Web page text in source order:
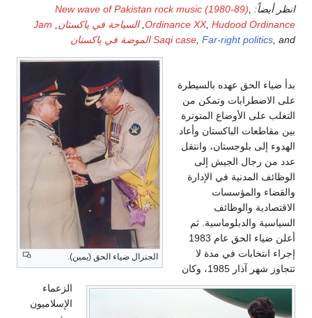
انظر أيضاً:
New wave of Pakistan rock music (1980-89)
Ordinance XX, Hudood Ordinance
,السياحة في پاكستان
Jam
Saqi case Far-right politics , and الموضة في پاكستان
الجنرال ضياء الحق (يمين).
بدأ ضياء الحق عهده بالسيطرة
على الاضطرابات وتمكن من
التغلب على الأوضاع المتوترة
بين مقاطعات الباكستان وأعاد
الهدوء إلى بلوجستان، وانتقل
عدد من رجال الجيش إلى
الوظائف المدنية في الإدارة
والقضاء والمؤسسات
الاقتصادية والوظائف
السياسية والدبلوماسية. ثم
أعلن ضياء الحق عام 1983
إجراء انتخابات في مدة لا
تتجاوز شهر آذار 1985، وكان
الزعماء
الإسلاميون